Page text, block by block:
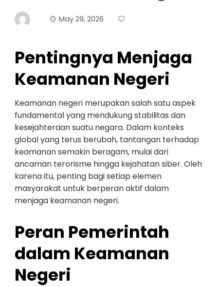
May 29, 2026
Pentingnya Menjaga
Keamanan Negeri
Keamanan negeri merupakan salah satu aspek
fundamental yang mendukung stabilitas dan
kesejahteraan suatu negara. Dalam konteks
global yang terus berubah, tantangan terhadap
keamanan semakin beragam, mulai dari
ancaman terorisme hingga kejahatan siber. Oleh
karena itu, penting bagi setiap elemen
masyarakat untuk berperan aktif dalam
menjaga keamanan negeri.
Peran Pemerintah
dalam Keamanan
Negeri